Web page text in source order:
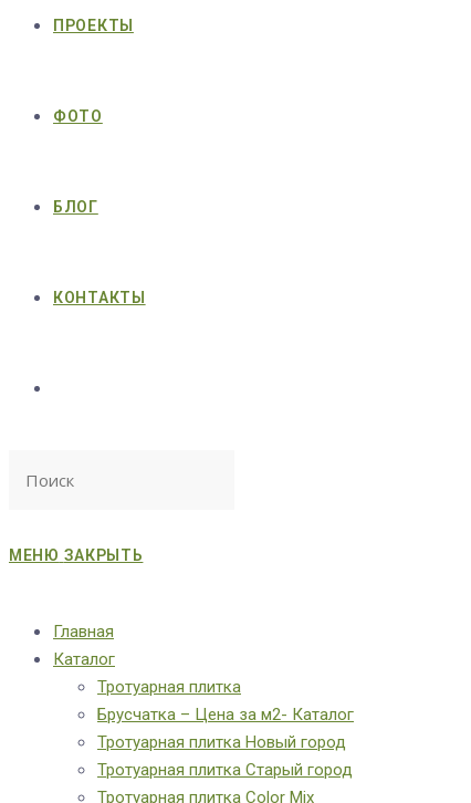
ПРОЕКТЫ
ФОТО
БЛОГ
КОНТАКТЫ
МЕНЮ ЗАКРЫТЬ
Главная
Каталог
Тротуарная плитка
Брусчатка – Цена за м2- Каталог
Тротуарная плитка Новый город
Тротуарная плитка Старый город
Тротуарная плитка Color Mix